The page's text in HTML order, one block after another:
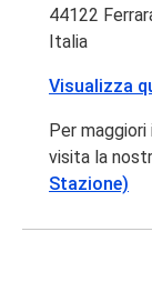
44122
Italia
Visualizza
Per
visita la
Stazione)